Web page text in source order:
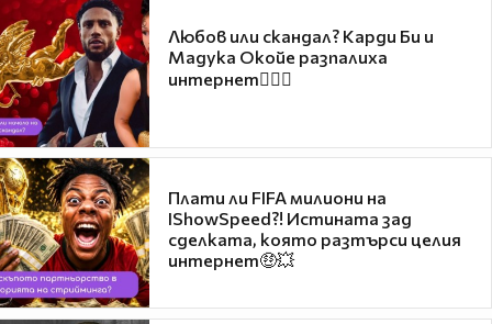
Любов или скандал? Карди Би и
Мадука Окойе разпалиха
интернет❤️‍🔥🔥
Плати ли FIFA милиони на
IShowSpeed?! Истината зад
сделката, която разтърси целия
интернет🤑💥